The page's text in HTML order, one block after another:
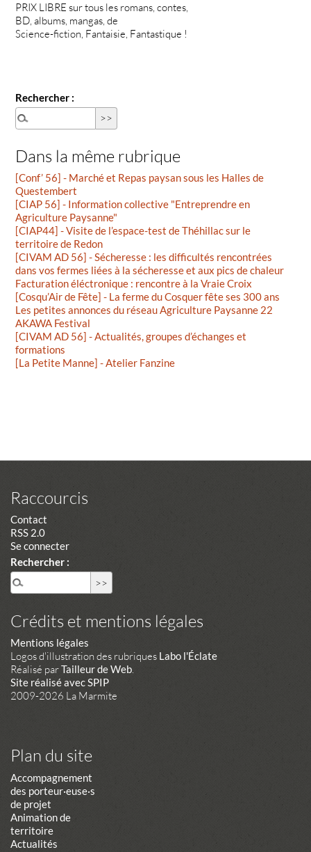
PRIX LIBRE sur tous les romans, contes,
BD, albums, mangas, de
Science-fiction, Fantaisie, Fantastique !
Rechercher :
Dans la même rubrique
[Conf’ 56] - Marché et Repas paysan sous les Halles de
Questembert
[CIAP 56] - Information collective "Entreprendre en
Agriculture Paysanne"
[CIAP44] - Visite de l’espace-test de Théhillac sur le
territoire de Redon
[CIVAM AD 56] - Sécheresse : les difficultés rencontrées
dans vos fermes liées à la sécheresse et aux pics de chaleur
Facturation éléctronique : rencontre à la Vraie Croix
[Cosqu’Air de Fête] - La ferme du Cosquer fête ses 300 ans
Les petites annonces du réseau Agriculture Paysanne 22
AKAWA Festival
[CIVAM AD 56] - Actualités, groupes d’échanges et
formations
[La Petite Manne] - Atelier Fanzine
Raccourcis
Contact
RSS 2.0
Se connecter
Rechercher :
Crédits et mentions légales
Mentions légales
Logos d'illustration des rubriques Labo l'Éclate
Réalisé parTailleur de Web.
Site réalisé avec SPIP
2009-2026 La Marmite
Plan du site
Accompagnement
des porteur·euse·s
de projet
Animation de
territoire
Actualités